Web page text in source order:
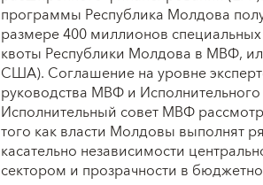
программы Республика Молдова
размере 400 миллионов
квоты Республики Молдова в МВФ,
США). Соглашение на уровне
руководства МВФ и
Исполнительный совет МВФ
того как власти Молдовы выполнят
касательно независимости
сектором и прозрачности в